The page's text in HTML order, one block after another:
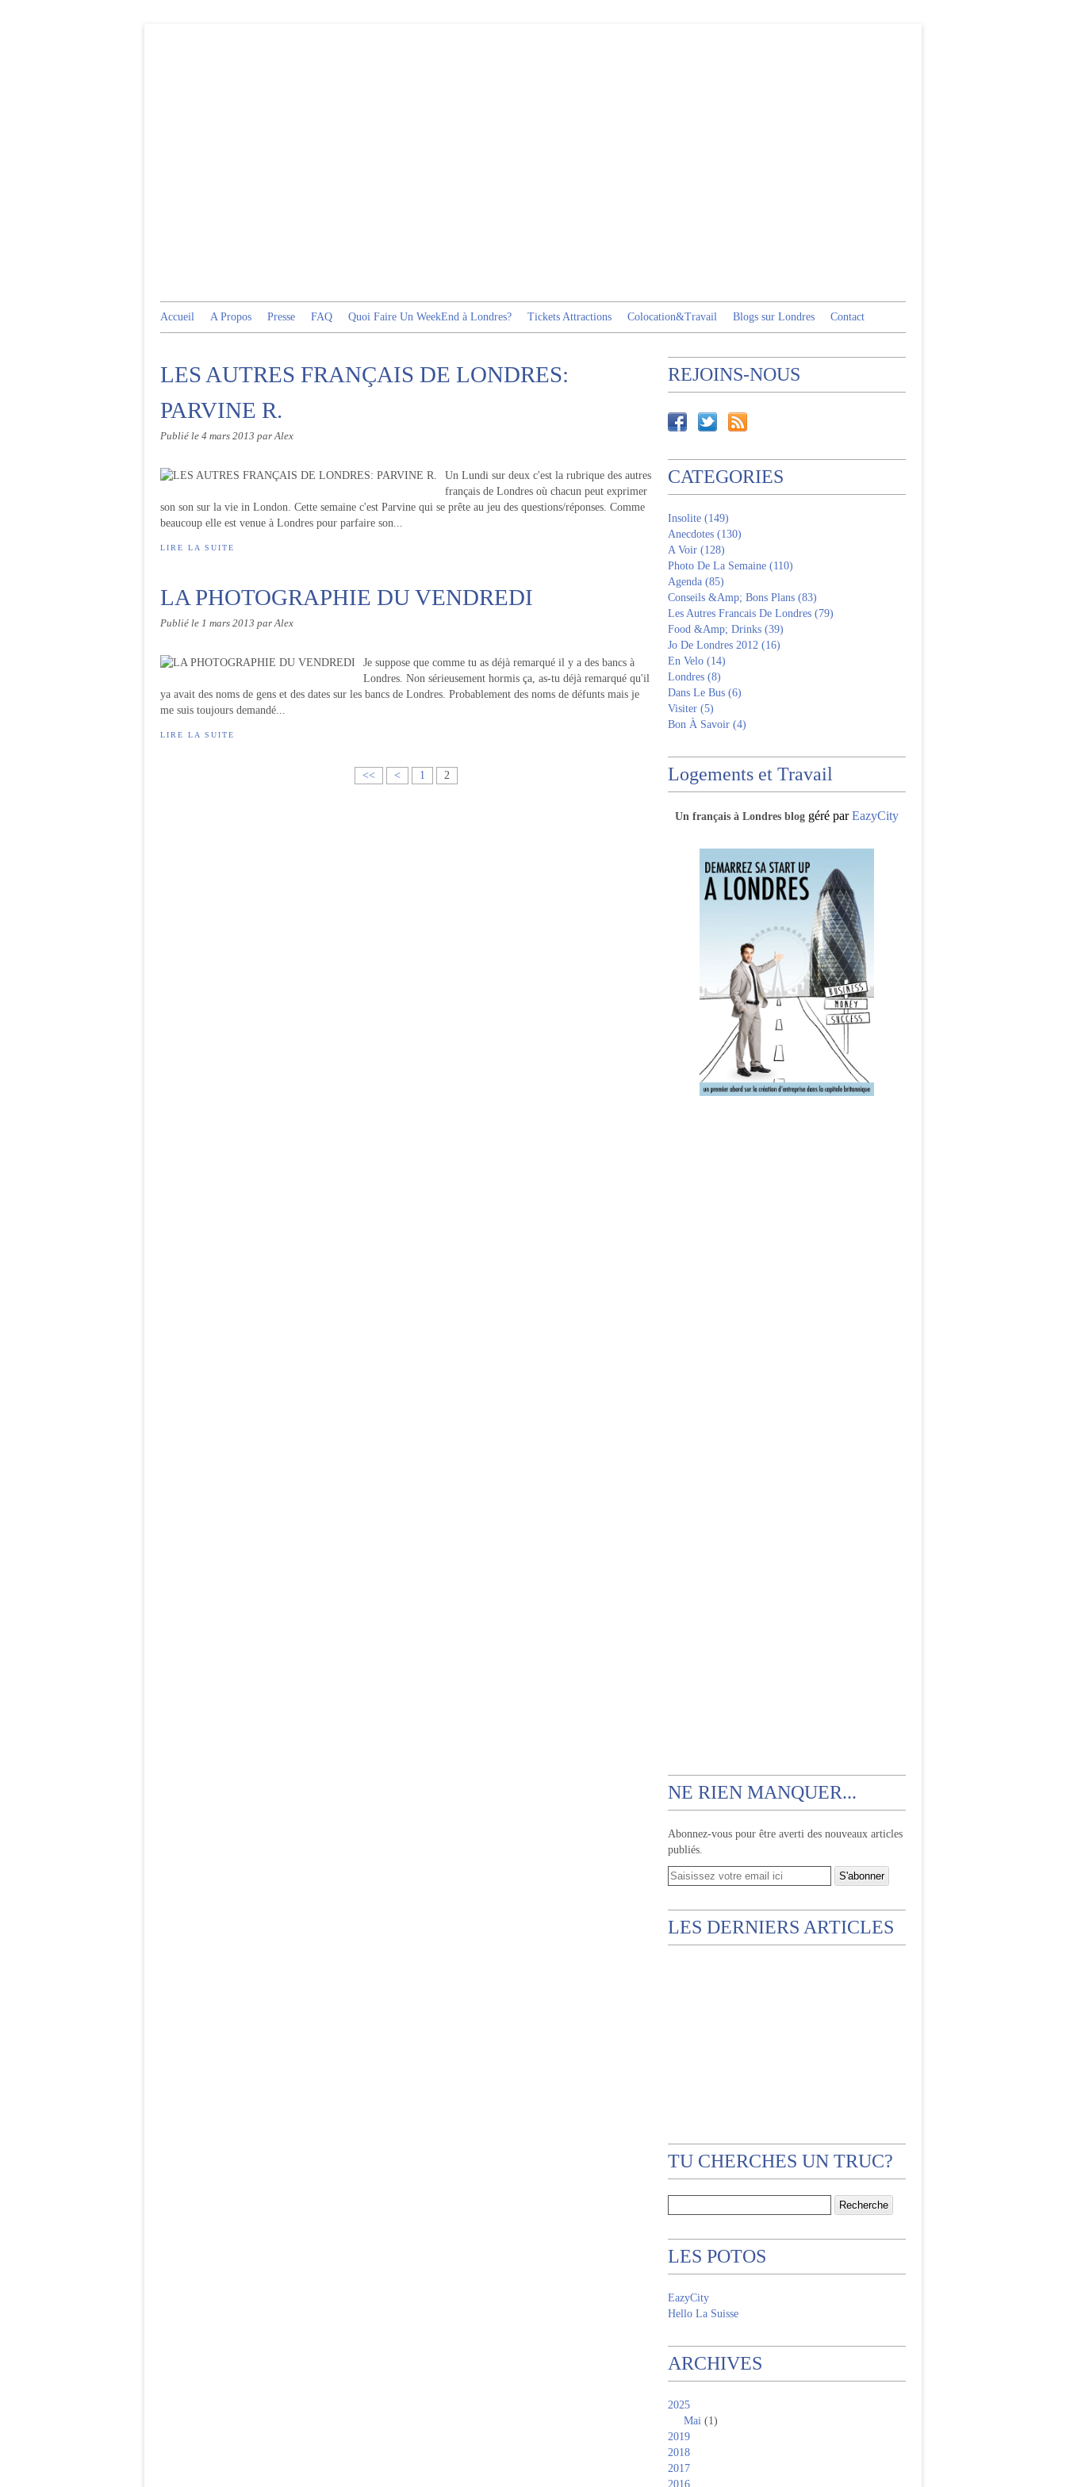
Accueil A Propos Presse FAQ Quoi Faire Un WeekEnd à Londres? Tickets Attractions Colocation&Travail Blogs sur Londres Contact
LES AUTRES FRANÇAIS DE LONDRES:
PARVINE R.
Publié le 4 mars 2013 par Alex
Un Lundi sur deux c'est la rubrique des autres
français de Londres où chacun peut exprimer
son son sur la vie in London. Cette semaine c'est Parvine qui se prête au jeu des questions/réponses. Comme
beaucoup elle est venue à Londres pour parfaire son...
LIRE LA SUITE
LA PHOTOGRAPHIE DU VENDREDI
Publié le 1 mars 2013 par Alex
Je suppose que comme tu as déjà remarqué il y a des bancs à
Londres. Non sérieusement hormis ça, as-tu déjà remarqué qu'il
ya avait des noms de gens et des dates sur les bancs de Londres. Probablement des noms de défunts mais je
me suis toujours demandé...
LIRE LA SUITE
<< < 1 2
REJOINS-NOUS
CATEGORIES
Insolite (149)
Anecdotes (130)
A Voir (128)
Photo De La Semaine (110)
Agenda (85)
Conseils &Amp; Bons Plans (83)
Les Autres Francais De Londres (79)
Food &Amp; Drinks (39)
Jo De Londres 2012 (16)
En Velo (14)
Londres (8)
Dans Le Bus (6)
Visiter (5)
Bon À Savoir (4)
Logements et Travail
Un français à Londres blog géré parEazyCity
NE RIEN MANQUER...
Abonnez-vous pour être averti des nouveaux articles
publiés.
LES DERNIERS ARTICLES
TU CHERCHES UN TRUC?
LES POTOS
EazyCity
Hello La Suisse
ARCHIVES
2025
Mai (1)
2019
2018
2017
2016